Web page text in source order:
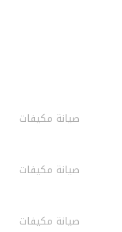
صيانة مكيفات
صيانة مكيفات
صيانة مكيفات